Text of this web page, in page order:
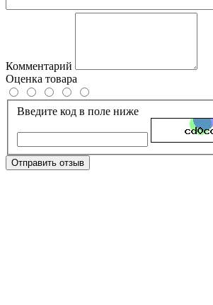
Комментарий
Оценка товара
Введите код в поле ниже
Отправить отзыв